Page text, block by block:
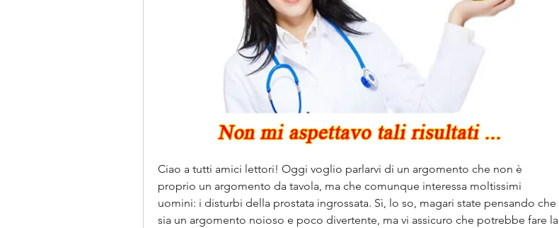
Ciao a tutti amici lettori! Oggi voglio parlarvi di un argomento che non è
proprio un argomento da tavola, ma che comunque interessa moltissimi
uomini: i disturbi della prostata ingrossata. Sì, lo so, magari state pensando che
sia un argomento noioso e poco divertente, ma vi assicuro che potrebbe fare la